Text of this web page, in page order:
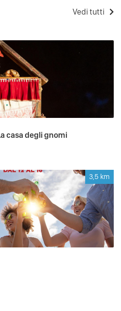
Vedi tutti
casa degli gnomi
3,5 km